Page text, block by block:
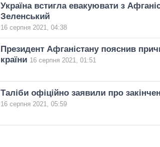
Україна встигла евакуювати з
Зеленський
16 серпня 2021, 04:38
Президент Афганістану пояснив
країни 16 серпня 2021, 01:51
Таліби офіційно заявили про
16 серпня 2021, 05:59